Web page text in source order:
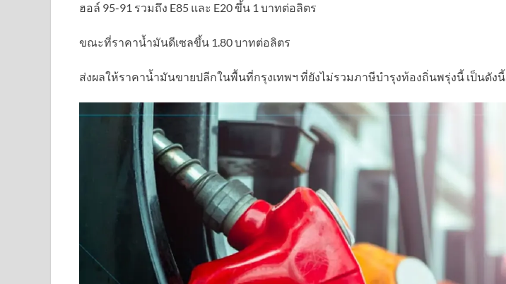
ฮอล์ 95-91 รวมถึง E85 และ E20 ขึ้น 1 บาทต่อลิตร
ขณะที่ราคาน้ำมันดีเซลขึ้น 1.80 บาทต่อลิตร
ส่งผลให้ราคาน้ำมันขายปลีกในพื้นที่กรุงเทพฯ ที่ยังไม่รวมภาษีบำรุงท้องถิ่นพรุ่งนี้ เป็นดังนี้